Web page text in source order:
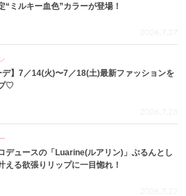
“ミルキー血色”カラーが登場！
2026.7.27
デ】7／14(火)〜7／18(土)最新ファッションを
♡
2026.7.23
デュースの「Luarine(ルアリン)」ぷるんとし
える欲張りリップに一目惚れ！
2026.7.22